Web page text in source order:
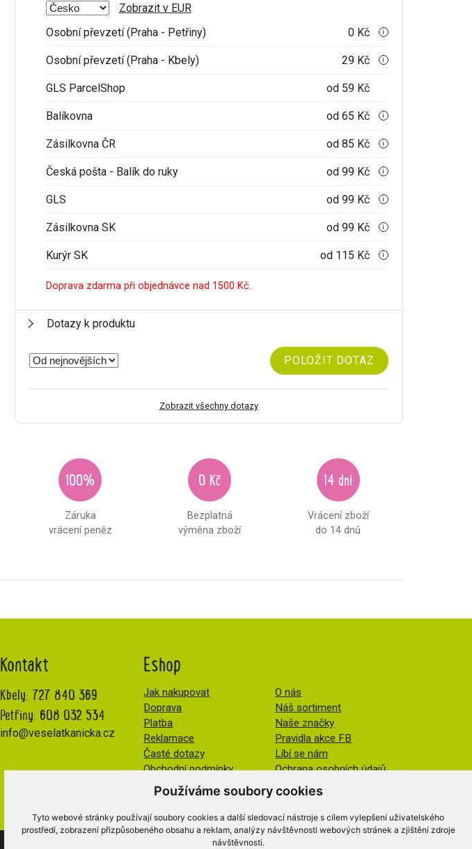
Používáme soubory cookies
Tyto webové stránky používají soubory cookies a další sledovací nástroje s cílem vylepšení uživatelského
prostředí, zobrazení přizpůsobeného obsahu a reklam, analýzy návštěvnosti webových stránek a zjištění zdroje
návštěvnosti.
Zobrazit v EUR
Osobní převzetí (Praha - Petřiny)
0 Kč i
Osobní převzetí (Praha - Kbely) 29 Kč i
GLS ParcelShop od 59 Kč
Balíkovna od 65 Kč i
Zásilkovna ČR od 85 Kč i
Česká pošta - Balík do ruky od 99 Kč i
GLS od 99 Kč i
Zásilkovna SK od 99 Kč i
Kurýr SK od 115 Kč i
Doprava zdarma při objednávce nad 1500 Kč.
Dotazy k produktu
POLOŽIT DOTAZ
Zobrazit všechny dotazy
100%
Záruka
vrácení peněz
0 Kč
Bezplatná
výměna zboží
14 dní
Vrácení zboží
do 14 dnů
Kontakt
Kbely: 727 840 369
Petřiny: 608 032 534
info@veselatkanicka.cz
Eshop
Jak nakupovat
Doprava
Platba
Reklamace
Časté dotazy
Obchodní podmínky
O nás
Náš sortiment
Naše značky
Pravidla akce FB
Líbí se nám
Ochrana osobních údajů
Změnit nastavení cookies